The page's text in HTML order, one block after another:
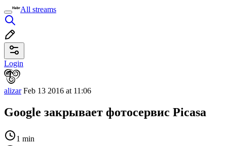
All streams
Login
alizarFeb 13 2016 at 11:06
Google закрывает фотосервис Picasa
1 min